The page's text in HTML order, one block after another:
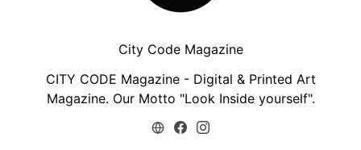
City Code Magazine
CITY CODE Magazine - Digital & Printed Art
Magazine. Our Motto "Look Inside yourself".